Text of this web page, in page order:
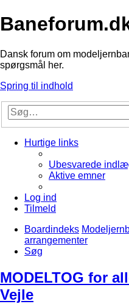
Dansk forum om
spørgsmål her.
Spring til indhold
Hurtige links
Ubesvarede
Aktive emner
Log ind
Tilmeld
Boardindeks
arrangementer
Søg
MODELTOG for
Vejle